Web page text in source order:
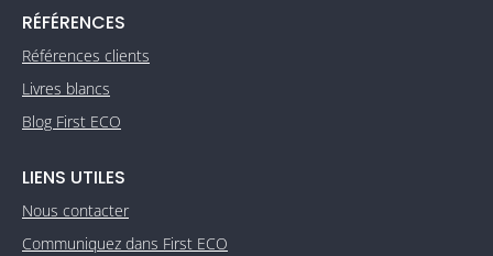
RÉFÉRENCES
Références clients
Livres blancs
Blog First ECO
LIENS UTILES
Nous contacter
Communiquez dans First ECO